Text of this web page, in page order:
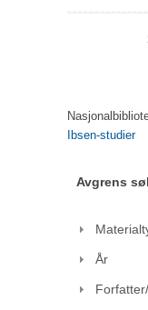
Ibsen-studier
Avgrens
År